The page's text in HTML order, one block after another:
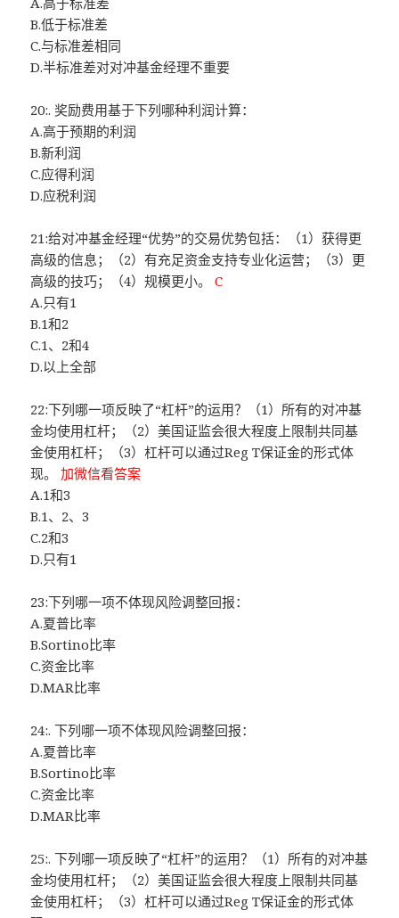
B.低于标准差
C.与标准差相同
D.半标准差对对冲基金经理不重要
20:. 奖励费用基于下列哪种利润计算：
A.高于预期的利润
B.新利润
C.应得利润
D.应税利润
21:给对冲基金经理“优势”的交易优势包括：（1）获得更
高级的信息；（2）有充足资金支持专业化运营；（3）更
高级的技巧；（4）规模更小。C
A.只有1
B.1和2
C.1、2和4
D.以上全部
22:下列哪一项反映了“杠杆”的运用？（1）所有的对冲基
金均使用杠杆；（2）美国证监会很大程度上限制共同基
金使用杠杆；（3）杠杆可以通过Reg T保证金的形式体
现。加微信看答案
A.1和3
B.1、2、3
C.2和3
D.只有1
23:下列哪一项不体现风险调整回报：
A.夏普比率
B.Sortino比率
C.资金比率
D.MAR比率
24:. 下列哪一项不体现风险调整回报：
A.夏普比率
B.Sortino比率
C.资金比率
D.MAR比率
25:. 下列哪一项反映了“杠杆”的运用？（1）所有的对冲基
金均使用杠杆；（2）美国证监会很大程度上限制共同基
金使用杠杆；（3）杠杆可以通过Reg T保证金的形式体